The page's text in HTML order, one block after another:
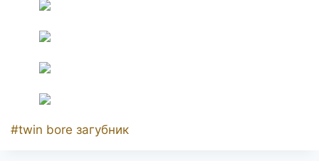
Позначки
#twin bore загубник